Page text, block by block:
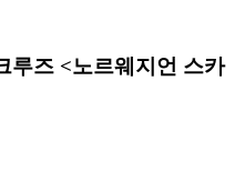
루즈 <노르웨지언 스카